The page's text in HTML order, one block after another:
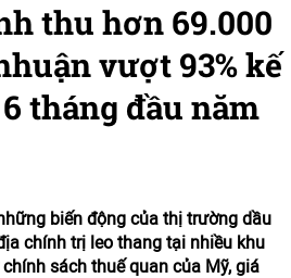
thu hơn 69.000
vượt 93% kế
tháng đầu năm
biến động của thị trường dầu
chính trị leo thang tại nhiều khu
sách thuế quan của Mỹ, giá